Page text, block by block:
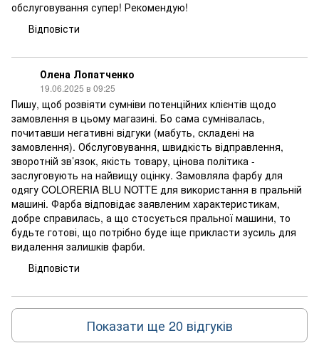
обслуговування супер! Рекомендую!
Відповісти
Олена Лопатченко
19.06.2025 в 09:25
Пишу, щоб розвіяти сумніви потенційних клієнтів щодо
замовлення в цьому магазині. Бо сама сумнівалась,
почитавши негативні відгуки (мабуть, складені на
замовлення). Обслуговування, швидкість відправлення,
зворотній зв’язок, якість товару, цінова політика -
заслуговують на найвищу оцінку. Замовляла фарбу для
одягу COLORERIA BLU NOTTE для використання в пральній
машині. Фарба відповідає заявленим характеристикам,
добре справилась, а що стосується пральної машини, то
будьте готові, що потрібно буде іще прикласти зусиль для
видалення залишків фарби.
Відповісти
Показати ще 20 відгуків